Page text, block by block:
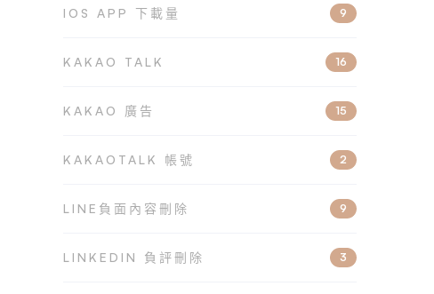
IOS APP 下載量 9
KAKAO TALK 16
KAKAO 廣告 15
KAKAOTALK 帳號 2
LINE負面內容刪除 9
LINKEDIN 負評刪除 3